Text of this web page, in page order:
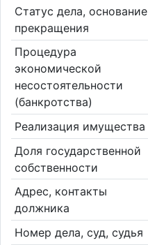
Статус дела, основание
прекращения
Процедура
экономической
несостоятельности
(банкротства)
Реализация имущества
Доля государственной
собственности
Адрес, контакты
должника
Номер дела, суд, судья